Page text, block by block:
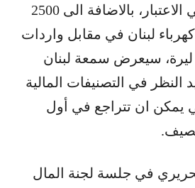
23340 مليار ليرة في الاعتبار، بالاضافة الى 2500
لبنان في مقابل واردات
مليار ليرة، سيعرض سمعة لبنان
النظر في التصنيفات المالية
يمكن ان تتراجع في أول
في جلسة لجنة المال